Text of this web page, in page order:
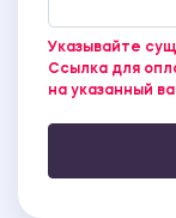
Указывайте
Ссылка для
на указанный